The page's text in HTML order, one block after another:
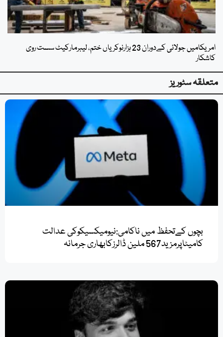
امریکامیں جولائی کےدوران 23 ہزارنوکریاں ختم، لیبرمارکیٹ سست روی
کاشکار
متعلقہ سٹوریز
بچوں کےتحفظ میں ناکامی:نیومیکسیکوکی عدالت
کامیٹاپرمزید567 ملین ڈالرزکابھاری جرمانہ